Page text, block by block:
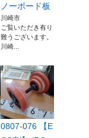
ノーボード板
川崎市
ご覧いただき有り
難うございます。
川崎...
0807-076 【E